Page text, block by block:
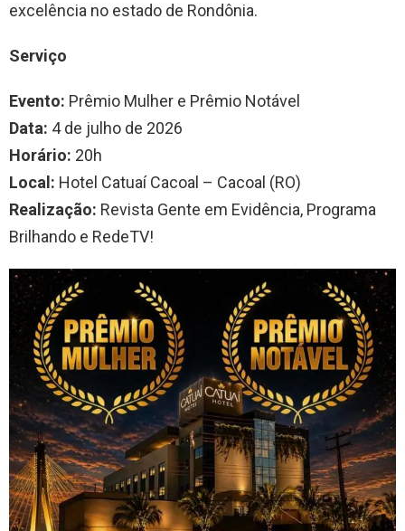
excelência no estado de Rondônia.
Serviço
Evento: Prêmio Mulher e Prêmio Notável
Data: 4 de julho de 2026
Horário: 20h
Local: Hotel Catuaí Cacoal – Cacoal (RO)
Realização: Revista Gente em Evidência, Programa
Brilhando e RedeTV!